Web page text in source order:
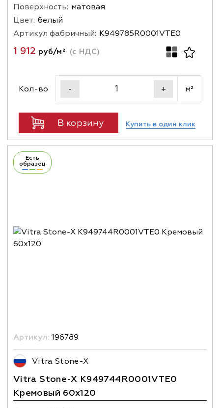
Поверхность: матовая
Цвет: белый
Артикул фабричный: K949785R0001VTE0
1 912 руб/м² (с НДС)
Кол-во - + м²
В корзину Купить в один клик
Есть
образец
Артикул: 196789
Vitra Stone-X
Vitra Stone-X K949744R0001VTE0
Кремовый 60x120